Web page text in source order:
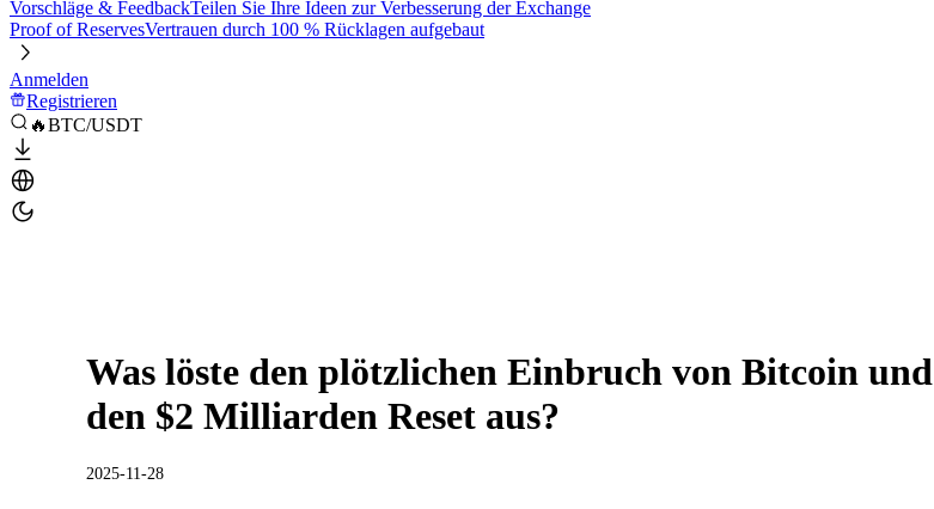
Vorschläge & FeedbackTeilen Sie Ihre Ideen zur Verbesserung der Exchange
Proof of ReservesVertrauen durch 100 % Rücklagen aufgebaut
Anmelden
Registrieren
🔥BTC/USDT
Was löste den plötzlichen Einbruch von Bitcoin und
den $2 Milliarden Reset aus?
2025-11-28